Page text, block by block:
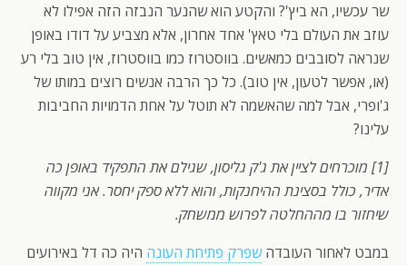
שר עכשיו, הא ביץ'? והקטע הוא שהנער הנבזה הזה אפילו לא
עוזב את העולם בלי טאץ' אחד אחרון, אלא מצביע על דודו באופן
שנראה לסובבים כמאשים. בווסטרוז כמו בווסטרוז, אין טוב בלי רע
(או, אפשר לטעון, אין טוב). כל כך הרבה אנשים רוצים במותו של
ג'ופרי, אבל למה שהאשמה לא תוטל על אחת הדמויות החביבות
עלינו?
[1] מוכרחים לציין את ג'ק גליסון, שגילם את התפקיד באופן כה
אדיר, כולל בסצינת ההיחנקות, והוא ללא ספק יחסר. אני מקווה
שיחזור בו מההחלטה לפרוש ממשחק.
במבט לאחור העובדהשפרק פתיחת העונה היה כה דל באירועים